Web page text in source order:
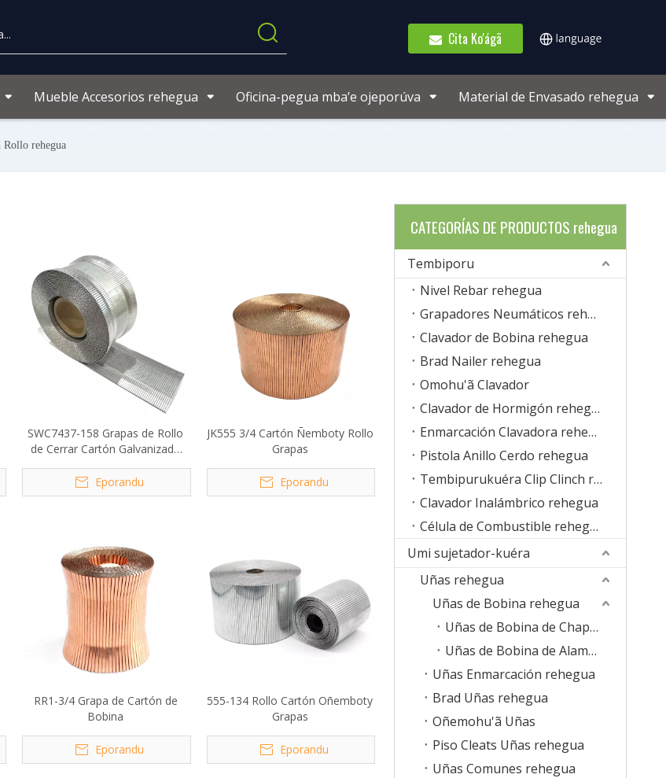
Cita Ko'ágã
Mueble Accesorios rehegua Oficina-pegua mba’e ojeporúva Material de Envasado rehegua
Rollo rehegua
SWC7437-158 Grapas de Rollo
de Cerrar Cartón Galvanizado
rehegua
Eporandu
JK555 3/4 Cartón Ñemboty Rollo
Grapas
Eporandu
RR1-3/4 Grapa de Cartón de
Bobina
Eporandu
555-134 Rollo Cartón Oñemboty
Grapas
Eporandu
CATEGORÍAS DE PRODUCTOS rehegua
Tembiporu
Nivel Rebar rehegua
Grapadores Neumáticos rehegua
Clavador de Bobina rehegua
Brad Nailer rehegua
Omohu'ã Clavador
Clavador de Hormigón rehegua
Enmarcación Clavadora rehegua
Pistola Anillo Cerdo rehegua
Tembipurukuéra Clip Clinch rehegua
Clavador Inalámbrico rehegua
Célula de Combustible rehegua
Umi sujetador-kuéra
Uñas rehegua
Uñas de Bobina rehegua
Uñas de Bobina de Chapa de Plástico
Uñas de Bobina de Alambre
Uñas Enmarcación rehegua
Brad Uñas rehegua
Oñemohu'ã Uñas
Piso Cleats Uñas rehegua
Uñas Comunes rehegua